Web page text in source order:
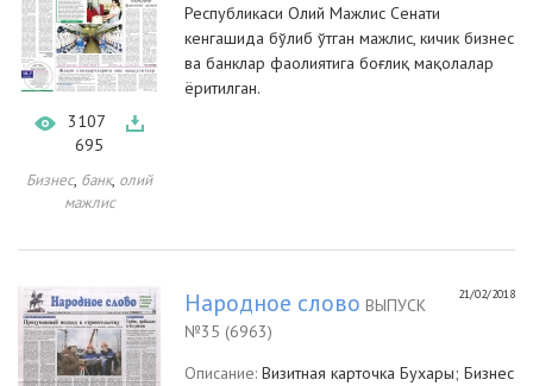
3107
695
Бизнес, банк, олий
мажлис
Республикаси Олий Мажлис Сенати
кенгашида бўлиб ўтган мажлис, кичик бизнес
ва банклар фаолиятига боғлиқ мақолалар
ёритилган.
21/02/2018
Народное слово ВЫПУСК
№35 (6963)
Описание: Визитная карточка Бухары; Бизнес